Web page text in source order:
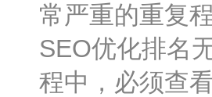
常严重的重复
SEO优化排名
程中，必须查